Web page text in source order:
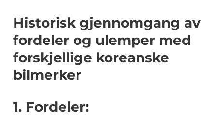
Historisk gjennomgang av
fordeler og ulemper med
forskjellige koreanske
bilmerker
1. Fordeler: